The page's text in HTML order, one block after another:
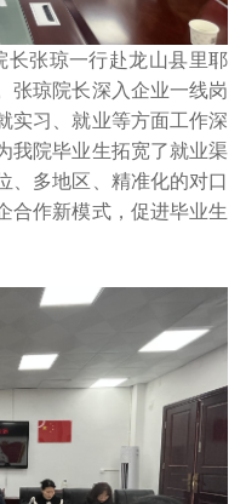
长张琼一行赴龙山县里耶
张琼院长深入企业一线岗
实习、就业等方面工作深
我院毕业生拓宽了就业渠
、多地区、精准化的对口
合作新模式，促进毕业生